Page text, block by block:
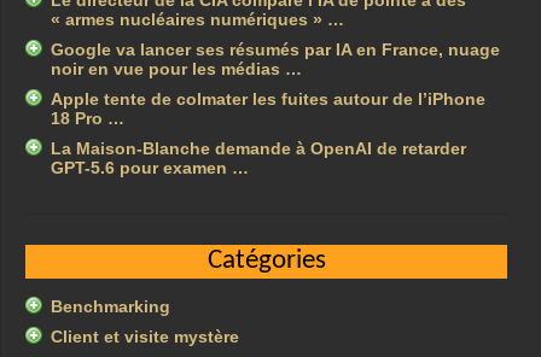
« armes nucléaires numériques » …
Google va lancer ses résumés par IA en France, nuage
noir en vue pour les médias …
Apple tente de colmater les fuites autour de l’iPhone
18 Pro …
La Maison-Blanche demande à OpenAI de retarder
GPT-5.6 pour examen …
Catégories
Benchmarking
Client et visite mystère